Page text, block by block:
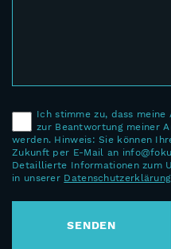
Ich stimme zu, dass
zur Beantwortung meiner
werden. Hinweis: Sie können
Zukunft per E-Mail an
Detaillierte Informationen zum
in unserer Datenschutzerklärung